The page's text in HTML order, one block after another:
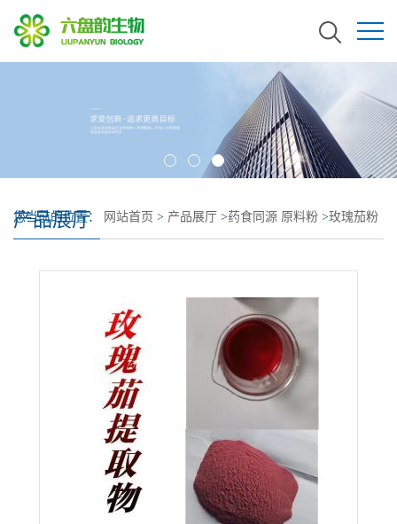
产品展厅
您当前的位置： 网站首页 > 产品展厅 >药食同源 原料粉 >玫瑰茄粉